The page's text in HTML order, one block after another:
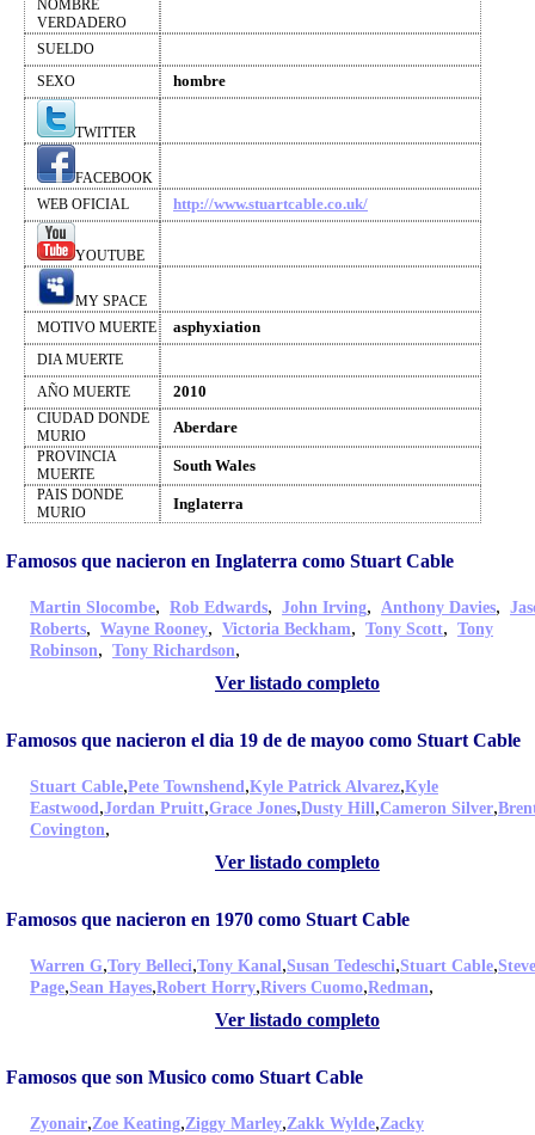
NOMBRE
VERDADERO
SUELDO
SEXO
hombre
TWITTER
FACEBOOK
WEB OFICIAL
http://www.stuartcable.co.uk/
YOUTUBE
MY SPACE
MOTIVO MUERTE
asphyxiation
DIA MUERTE
AÑO MUERTE
2010
CIUDAD DONDE
MURIO
Aberdare
PROVINCIA
MUERTE
South Wales
PAIS DONDE
MURIO
Inglaterra
Famosos que nacieron en Inglaterra como Stuart Cable
Martin Slocombe, Rob Edwards, John Irving, Anthony Davies,
Roberts, Wayne Rooney, Victoria Beckham, Tony Scott, Tony
Robinson, Tony Richardson,
Ver listado completo
Famosos que nacieron el dia 19 de de mayoo como Stuart Cable
Stuart Cable,Pete Townshend,Kyle Patrick Alvarez,Kyle
Eastwood,Jordan Pruitt,Grace Jones,Dusty Hill,Cameron Silver,
Covington,
Ver listado completo
Famosos que nacieron en 1970 como Stuart Cable
Warren G,Tory Belleci,Tony Kanal,Susan Tedeschi,Stuart Cable,
Page,Sean Hayes,Robert Horry,Rivers Cuomo,Redman,
Ver listado completo
Famosos que son Musico como Stuart Cable
Zyonair,Zoe Keating,Ziggy Marley,Zakk Wylde,Zacky